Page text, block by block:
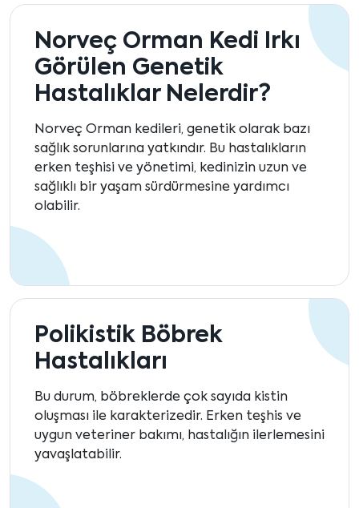
Norveç Orman Kedi Irkı
Görülen Genetik
Hastalıklar Nelerdir?
Norveç Orman kedileri, genetik olarak bazı
sağlık sorunlarına yatkındır. Bu hastalıkların
erken teşhisi ve yönetimi, kedinizin uzun ve
sağlıklı bir yaşam sürdürmesine yardımcı
olabilir.
Polikistik Böbrek
Hastalıkları
Bu durum, böbreklerde çok sayıda kistin
oluşması ile karakterizedir. Erken teşhis ve
uygun veteriner bakımı, hastalığın ilerlemesini
yavaşlatabilir.